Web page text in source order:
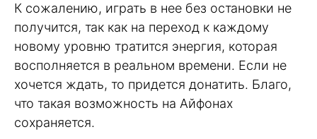
К сожалению, играть в нее без остановки не
получится, так как на переход к каждому
новому уровню тратится энергия, которая
восполняется в реальном времени. Если не
хочется ждать, то придется донатить. Благо,
что такая возможность на Айфонах
сохраняется.